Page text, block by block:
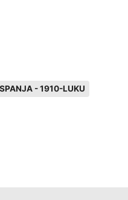
- 1910-LUKU